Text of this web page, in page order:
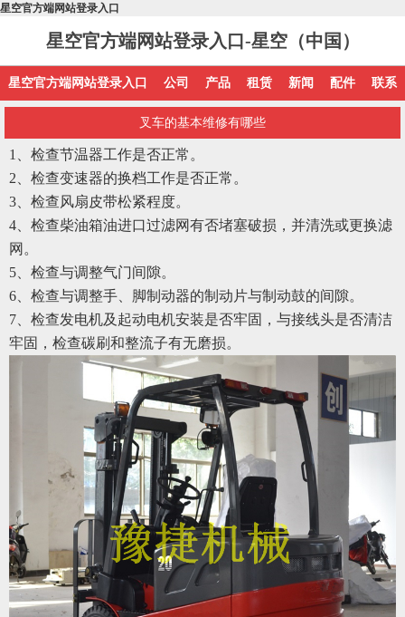
星空官方端网站登录入口
星空官方端网站登录入口-星空（中国）
星空官方端网站登录入口 公司 产品 租赁 新闻 配件 联系
叉车的基本维修有哪些
1、 检查节温器工作是否正常。
2、检查变速器的换档工作是否正常。
3、检查风扇皮带松紧程度。
4、检查柴油箱油进口过滤网有否堵塞破损，并清洗或更换滤
网。
5、检查与调整气门间隙。
6、检查与调整手、脚制动器的制动片与制动鼓的间隙。
7、检查发电机及起动电机安装是否牢固，与接线头是否清洁
牢固，检查碳刷和整流子有无磨损。